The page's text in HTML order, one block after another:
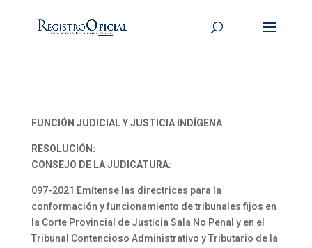
FUNCIÓN JUDICIAL Y JUSTICIA INDÍGENA
RESOLUCIÓN:
CONSEJO DE LA JUDICATURA:
097-2021 Emítense las directrices para la
conformación y funcionamiento de tribunales fijos en
la Corte Provincial de Justicia Sala No Penal y en el
Tribunal Contencioso Administrativo y Tributario de la